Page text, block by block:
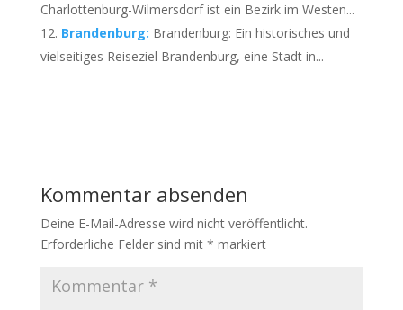
Charlottenburg-Wilmersdorf ist ein Bezirk im Westen...
Brandenburg: Brandenburg: Ein historisches und
vielseitiges Reiseziel Brandenburg, eine Stadt in...
Kommentar absenden
Deine E-Mail-Adresse wird nicht veröffentlicht.
Erforderliche Felder sind mit * markiert